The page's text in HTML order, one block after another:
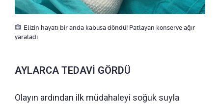
Elizin hayatı bir anda kabusa döndü! Patlayan konserve ağır
yaraladı
AYLARCA TEDAVİ GÖRDÜ
Olayın ardından ilk müdahaleyi soğuk suyla